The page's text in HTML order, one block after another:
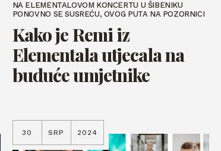
NA ELEMENTALOVOM KONCERTU U ŠIBENIKU
PONOVNO SE SUSREĆU, OVOG PUTA NA POZORNICI
Kako je Remi iz
Elementala utjecala na
buduće umjetnike
30 SRP 2024